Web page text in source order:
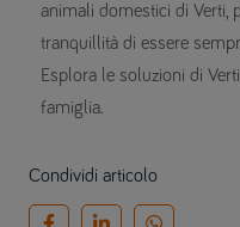
animali domestici di Verti,
tranquillità di essere
Esplora le soluzioni di
famiglia.
Condividi articolo